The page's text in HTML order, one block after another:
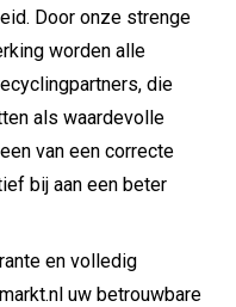
Door onze strenge
worden alle
die
als waardevolle
van een correcte
bij aan een beter
en volledig
uw betrouwbare